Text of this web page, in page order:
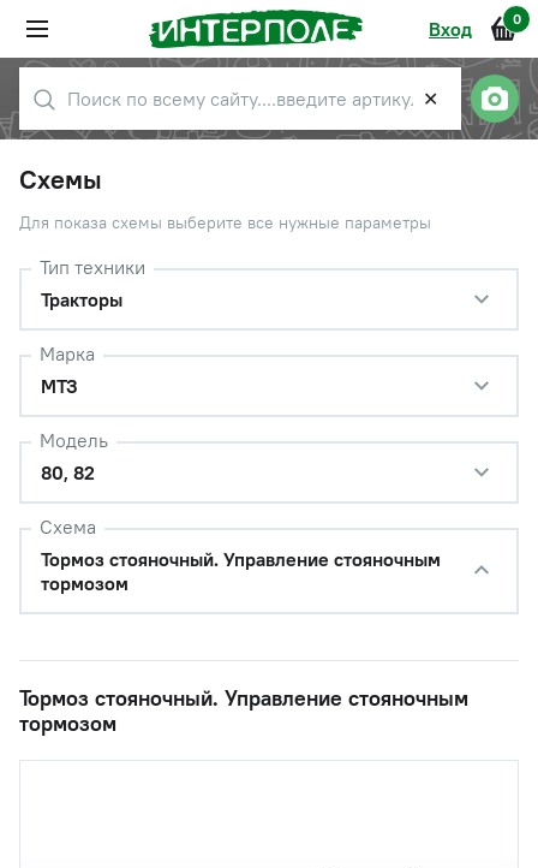
Вход 0
✕
Схемы
Для показа схемы выберите все нужные параметры
Тип техники
Тракторы
Марка
МТЗ
Модель
80, 82
Схема
Тормоз стояночный. Управление стояночным
тормозом
Тормоз стояночный. Управление стояночным
тормозом